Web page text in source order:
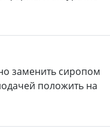
заменить сиропом
положить на